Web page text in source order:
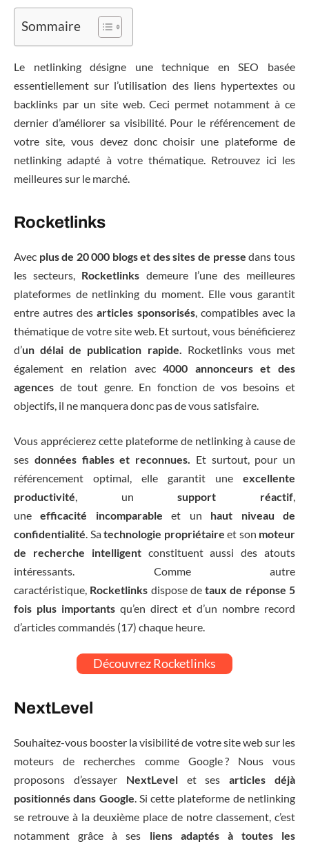
Sommaire
Le netlinking désigne une technique en SEO basée
essentiellement sur l’utilisation des liens hypertextes ou
backlinks par un site web. Ceci permet notamment à ce
dernier d’améliorer sa visibilité. Pour le référencement de
votre site, vous devez donc choisir une plateforme de
netlinking adapté à votre thématique. Retrouvez ici les
meilleures sur le marché.
Rocketlinks
Avec plus de 20 000 blogs et des sites de presse dans tous
les secteurs, Rocketlinks demeure l’une des meilleures
plateformes de netlinking du moment. Elle vous garantit
entre autres desarticles sponsorisés, compatibles avec la
thématique de votre site web. Et surtout, vous bénéficierez
d’un délai de publication rapide.
Rocketlinks vous met
également en relation avec4000 annonceurs et des
agences de tout genre. En fonction de vos besoins et
objectifs, il ne manquera donc pas de vous satisfaire.
Vous apprécierez cette plateforme de netlinking à cause de
ses données fiables et reconnues. Et surtout, pour un
référencement optimal, elle garantit une excellente
productivité, unsupport réactif,
uneefficacité incomparable et un haut niveau de
confidentialité. Satechnologie propriétaire et son moteur
de recherche intelligent constituent aussi des atouts
intéressants. Comme autre
caractéristique, Rocketlinks dispose detaux de réponse 5
fois plus importants qu’en direct et d’un nombre record
d’articles commandés (17) chaque heure.
Découvrez Rocketlinks
NextLevel
Souhaitez-vous booster la visibilité de votre site web sur les
moteurs de recherches comme Google ? Nous vous
proposons d’essayer NextLevelet sesarticles déjà
positionnés dans Google. Si cette plateforme de netlinking
se retrouve à la deuxième place de notre classement, c’est
notamment grâce à ses liens adaptés à toutes les